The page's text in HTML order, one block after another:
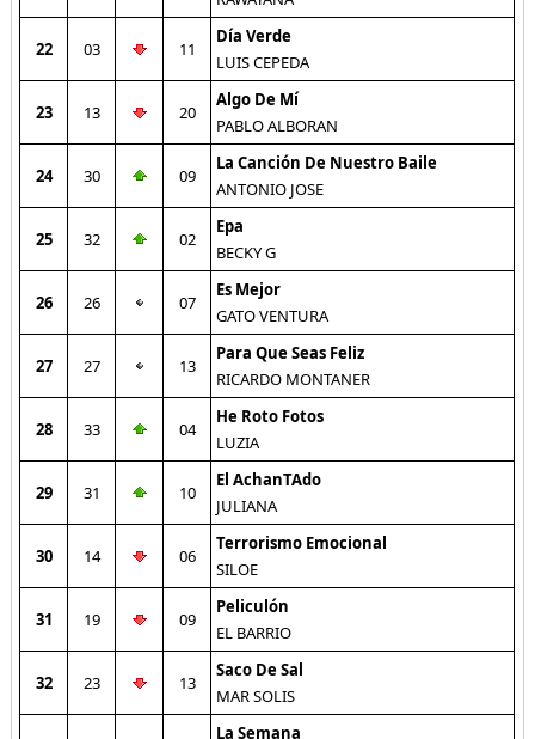
22 03 11
Día Verde
LUIS CEPEDA
23 13 20
Algo De Mí
PABLO ALBORAN
24 30 09
La Canción De Nuestro Baile
ANTONIO JOSE
25 32 02
Epa
BECKY G
26 26 07
Es Mejor
GATO VENTURA
27 27 13
Para Que Seas Feliz
RICARDO MONTANER
28 33 04
He Roto Fotos
LUZIA
29 31 10
El AchanTAdo
JULIANA
30 14 06
Terrorismo Emocional
SILOE
31 19 09
Peliculón
EL BARRIO
32 23 13
Saco De Sal
MAR SOLIS
La Semana